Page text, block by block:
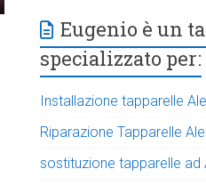
Eugenio è un
specializzato per:
Installazione tapparelle
Riparazione Tapparelle
sostituzione tapparelle ad